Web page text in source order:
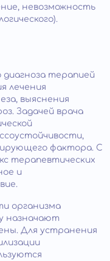
невозможность
диагноза терапией
лечения
выяснения
Задачей врача
фактора. С
терапевтических
и
организма
назначают
Для устранения